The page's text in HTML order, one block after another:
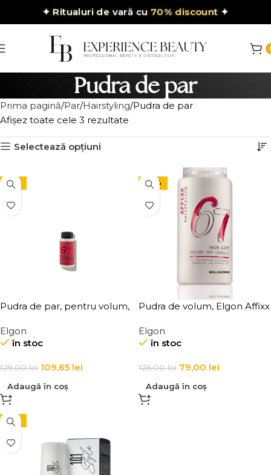
✦Ritualuri de vară cu 70% discount ✦
Pudra de par
Prima pagină Par Hairstyling Pudra de par
Afișez toate cele 3 rezultate
Selectează opțiuni
-15%
Pudra de par, pentru volum,
Elgon
în stoc
129,00lei 109,65 lei
Adaugă în coș
-37%
Pudra de volum, Elgon Affixx
Elgon
în stoc
126,00lei 79,00 lei
Adaugă în coș
-15%